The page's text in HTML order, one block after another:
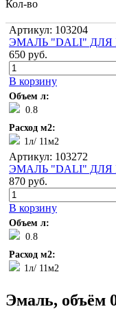
Кол-во
Артикул: 103204
ЭМАЛЬ "DALI" ДЛЯ
650 руб.
В корзину
Объем л:
0.8
Расход м2:
1л/ 11м2
Артикул: 103272
ЭМАЛЬ "DALI" ДЛЯ
870 руб.
В корзину
Объем л:
0.8
Расход м2:
1л/ 11м2
Эмаль, объём